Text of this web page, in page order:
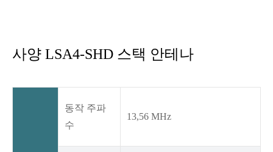
사양 LSA4-SHD 스택 안테나
동작 주파
수
13,56 MHz